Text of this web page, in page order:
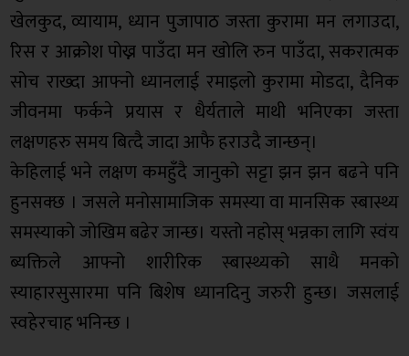
खेलकुद, व्यायाम, ध्यान पुजापाठ जस्ता कुरामा मन लगाउदा,
रिस र आक्रोश पोख्न पाउँदा मन खोलि रुन पाउँदा, सकरात्मक
सोच राख्दा आफ्नो ध्यानलाई रमाइलो कुरामा मोडदा, दैनिक
जीवनमा फर्कने प्रयास र धैर्यताले माथी भनिएका जस्ता
लक्षणहरु समय बित्दै जादा आफै हराउदै जान्छन्।
केहिलाई भने लक्षण कमहुँदै जानुको सट्टा झन झन बढने पनि
हुनसक्छ । जसले मनोसामाजिक समस्या वा मानसिक स्बास्थ्य
समस्याको जोखिम बढेर जान्छ। यस्तो नहोस् भन्नका लागि स्वंय
ब्यक्तिले आफ्न‍ो शारीरिक स्बास्थ्यको साथै मनक‍ो
स्याहारसुसारमा पनि बिशेष ध्यानदिनु जरुरी हुन्छ। जसलाई
स्वहेरचाह भनिन्छ ।